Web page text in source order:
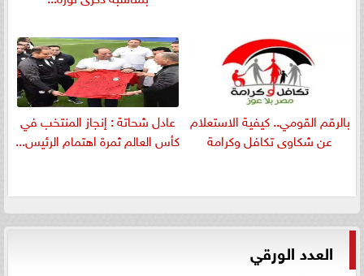
بالرقم القومي.. كيفية الاستعلام
عن شكاوى تكافل وكرامة
عادل شحاتة : إنجاز المنتخب في
كأس العالم ثمرة اهتمام الرئيس...
العدد الورقي